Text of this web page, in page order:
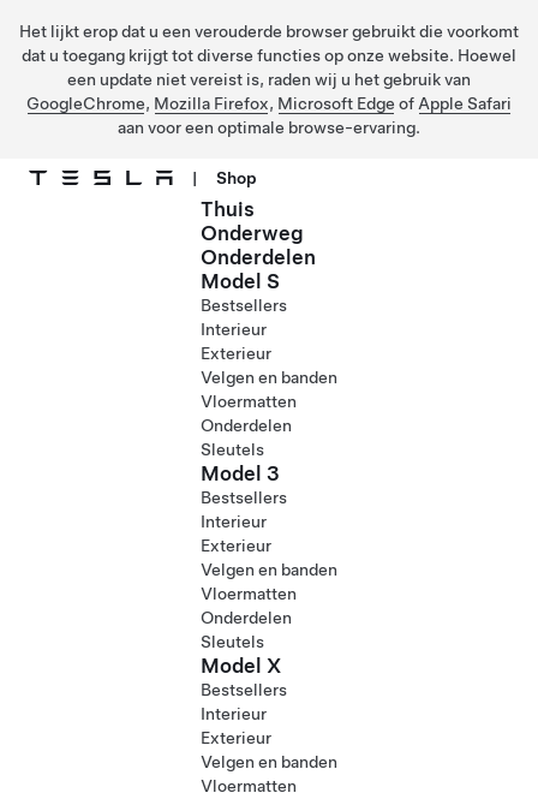
Het lijkt erop dat u een verouderde browser gebruikt die voorkomt
dat u toegang krijgt tot diverse functies op onze website. Hoewel
een update niet vereist is, raden wij u het gebruik van
GoogleChrome, Mozilla Firefox, Microsoft Edge of Apple Safari
aan voor een optimale browse-ervaring.
| Shop
Thuis
Onderweg
Onderdelen
Model S
Bestsellers
Interieur
Exterieur
Velgen en banden
Vloermatten
Onderdelen
Sleutels
Model 3
Bestsellers
Interieur
Exterieur
Velgen en banden
Vloermatten
Onderdelen
Sleutels
Model X
Bestsellers
Interieur
Exterieur
Velgen en banden
Vloermatten